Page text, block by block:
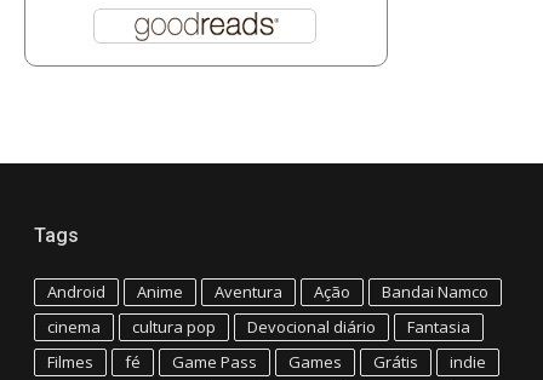
Tags
Android Anime Aventura Ação
Bandai Namco
cinema
cultura pop Devocional diário
Fantasia
Filmes
fé Game Pass Games Grátis
indie